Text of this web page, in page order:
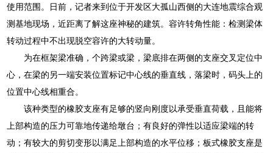
使用范围。日前，记者来到位于开发区大孤山西侧的大连地震综合观
测基地现场，近距离了解这座神秘的建筑。容许转角性能：检测梁体
转动过程中不出现脱空容许的大转动量。
为在框架梁准确，个跨梁或梁，梁底排在两侧的支座交叉定位中
心，在梁的另一端安装位置标记中心线的垂直线，落梁时，码头上的
位置中心线相重合。
该种类型的橡胶支座有足够的竖向刚度以承受垂直荷载，且能将
上部构造的压力可靠地传递给墩台；有良好的弹性以适应梁端的转
动；有较大的剪切变形以满足上部构造的水平位移；板式橡胶支座是